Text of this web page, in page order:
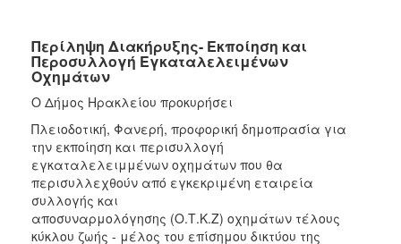
2022
2019
2018
2017
2016
Περίληψη Διακήρυξης- Εκποίηση και
Περοσυλλογή Εγκαταλελειμένων
Οχημάτων
Ο Δήμος Ηρακλείου προκυρήσει
Πλειοδοτική, Φανερή, προφορική δημοπρασία για
την εκποίηση και περισυλλογή
εγκαταλελειμμένων οχημάτων που θα
περισυλλεχθούν από εγκεκριμένη εταιρεία
συλλογής και
αποσυναρμολόγησης (Ο.Τ.Κ.Ζ) οχημάτων τέλους
κύκλου ζωής - μέλος του επίσημου δικτύου της